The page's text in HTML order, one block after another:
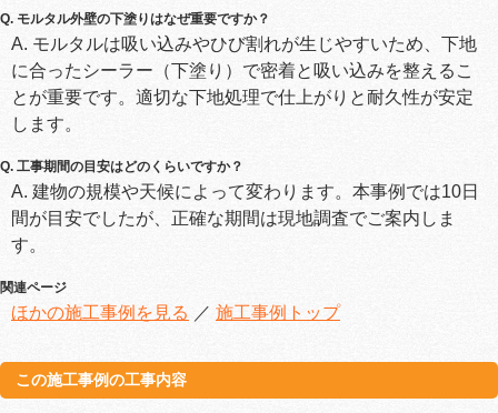
Q. モルタル外壁の下塗りはなぜ重要ですか？
A. モルタルは吸い込みやひび割れが生じやすいため、下地
に合ったシーラー（下塗り）で密着と吸い込みを整えるこ
とが重要です。適切な下地処理で仕上がりと耐久性が安定
します。
Q. 工事期間の目安はどのくらいですか？
A. 建物の規模や天候によって変わります。本事例では10日
間が目安でしたが、正確な期間は現地調査でご案内しま
す。
関連ページ
ほかの施工事例を見る ／ 施工事例トップ
この施工事例の工事内容